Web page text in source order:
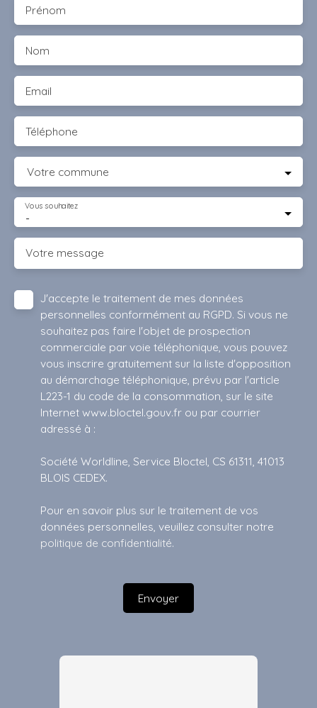
Prénom
Nom
Email
Téléphone
Votre commune
-
Vous souhaitez
Votre message
J'accepte le traitement de mes données
personnelles conformément au RGPD. Si vous ne
souhaitez pas faire l'objet de prospection
commerciale par voie téléphonique, vous pouvez
vous inscrire gratuitement sur la liste d'opposition
au démarchage téléphonique, prévu par l'article
L223-1 du code de la consommation, sur le site
Internet www.bloctel.gouv.fr ou par courrier
adressé à :
Société Worldline, Service Bloctel, CS 61311, 41013
BLOIS CEDEX.
Pour en savoir plus sur le traitement de vos
données personnelles, veuillez consulter notre
politique de confidentialité.
Envoyer